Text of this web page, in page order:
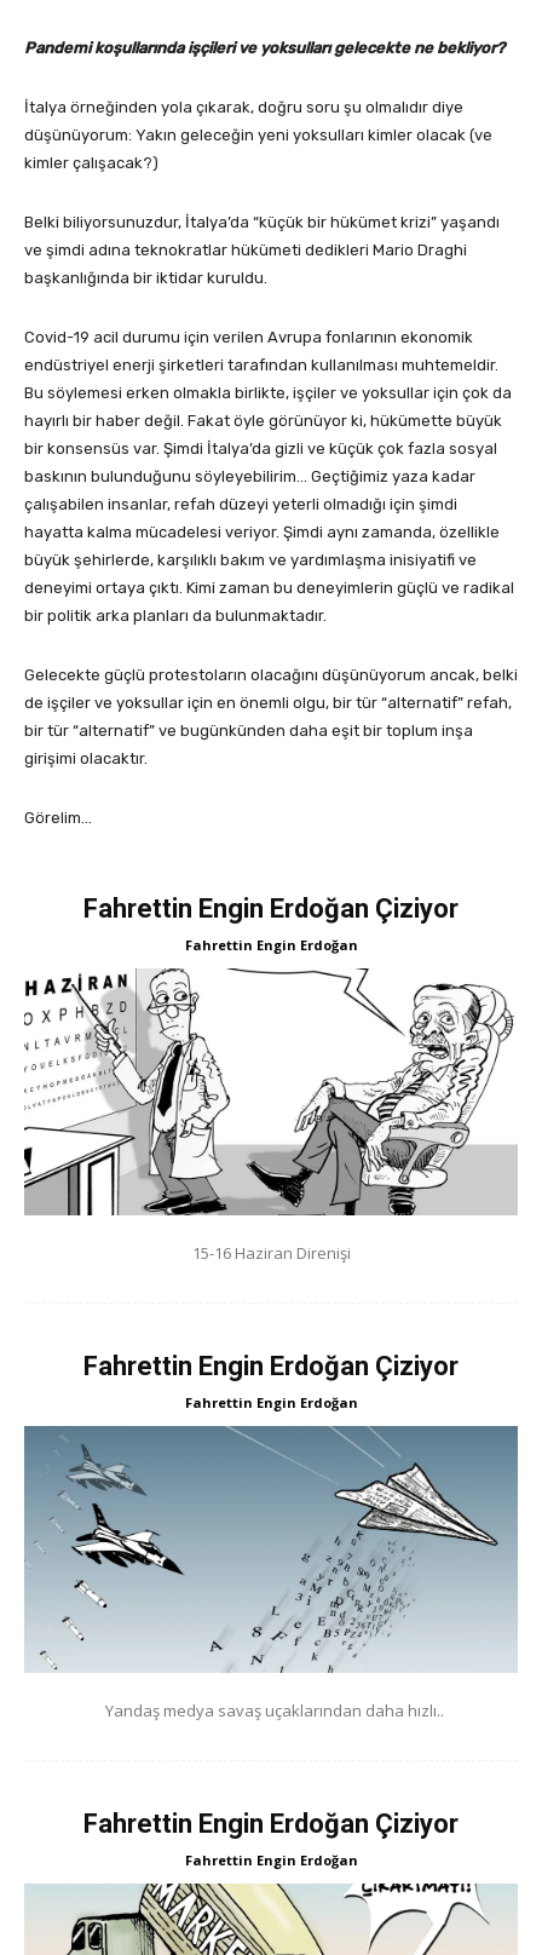
Pandemi koşullarında işçileri ve yoksulları gelecekte ne bekliyor?
İtalya örneğinden yola çıkarak, doğru soru şu olmalıdır diye
düşünüyorum: Yakın geleceğin yeni yoksulları kimler olacak (ve
kimler çalışacak?)
Belki biliyorsunuzdur, İtalya’da “küçük bir hükümet krizi” yaşandı
ve şimdi adına teknokratlar hükümeti dedikleri Mario Draghi
başkanlığında bir iktidar kuruldu.
Covid-19 acil durumu için verilen Avrupa fonlarının ekonomik
endüstriyel enerji şirketleri tarafından kullanılması muhtemeldir.
Bu söylemesi erken olmakla birlikte, işçiler ve yoksullar için çok da
hayırlı bir haber değil. Fakat öyle görünüyor ki, hükümette büyük
bir konsensüs var. Şimdi İtalya’da gizli ve küçük çok fazla sosyal
baskının bulunduğunu söyleyebilirim… Geçtiğimiz yaza kadar
çalışabilen insanlar, refah düzeyi yeterli olmadığı için şimdi
hayatta kalma mücadelesi veriyor. Şimdi aynı zamanda, özellikle
büyük şehirlerde, karşılıklı bakım ve yardımlaşma inisiyatifi ve
deneyimi ortaya çıktı. Kimi zaman bu deneyimlerin güçlü ve radikal
bir politik arka planları da bulunmaktadır.
Gelecekte güçlü protestoların olacağını düşünüyorum ancak, belki
de işçiler ve yoksullar için en önemli olgu, bir tür “alternatif” refah,
bir tür “alternatif” ve bugünkünden daha eşit bir toplum inşa
girişimi olacaktır.
Görelim…
Fahrettin Engin Erdoğan Çiziyor
Fahrettin Engin Erdoğan
15-16 Haziran Direnişi
Fahrettin Engin Erdoğan Çiziyor
Fahrettin Engin Erdoğan
Yandaş medya savaş uçaklarından daha hızlı..
Fahrettin Engin Erdoğan Çiziyor
Fahrettin Engin Erdoğan